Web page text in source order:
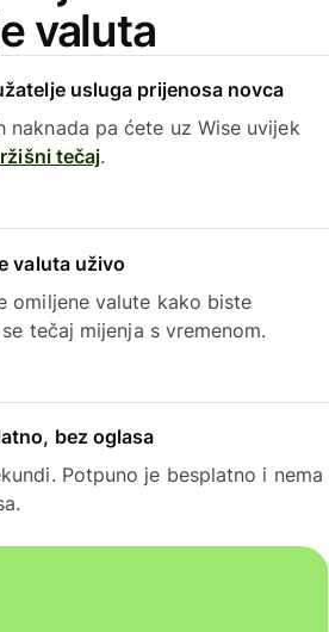
valuta
usluga prijenosa novca
naknada pa ćete uz Wise uvijek
tečaj.
valuta uživo
omiljene valute kako biste
tečaj mijenja s vremenom.
bez oglasa
Potpuno je besplatno i nema